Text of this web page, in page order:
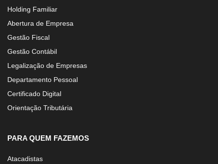
Holding Familiar
Abertura de Empresa
Gestão Fiscal
Gestão Contábil
Legalização de Empresas
Departamento Pessoal
Certificado Digital
Orientação Tributária
PARA QUEM FAZEMOS
Atacadistas